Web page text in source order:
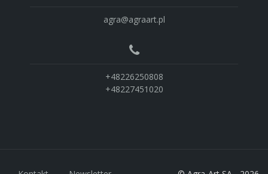
agra@agraart.pl
+48226250808
+48227451020